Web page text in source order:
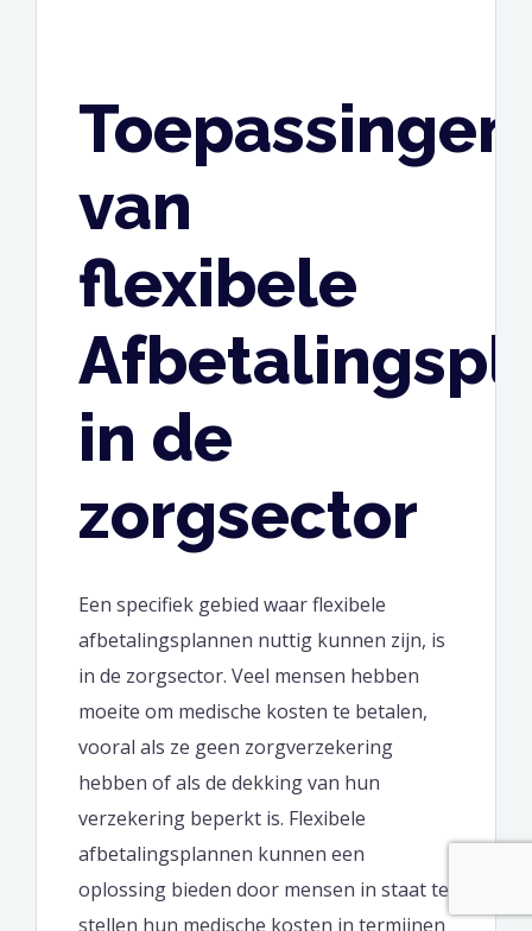
Toepassingen
van
flexibele
in de
zorgsector
Een specifiek gebied waar flexibele
afbetalingsplannen nuttig kunnen zijn, is
in de zorgsector. Veel mensen hebben
moeite om medische kosten te betalen,
vooral als ze geen zorgverzekering
hebben of als de dekking van hun
verzekering beperkt is. Flexibele
afbetalingsplannen kunnen een
oplossing bieden door mensen in staat te
stellen hun medische kosten in termijnen